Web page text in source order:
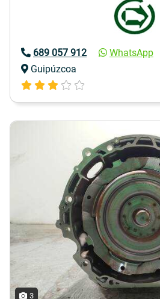
689 057 912
WhatsApp
Guipúzcoa
3